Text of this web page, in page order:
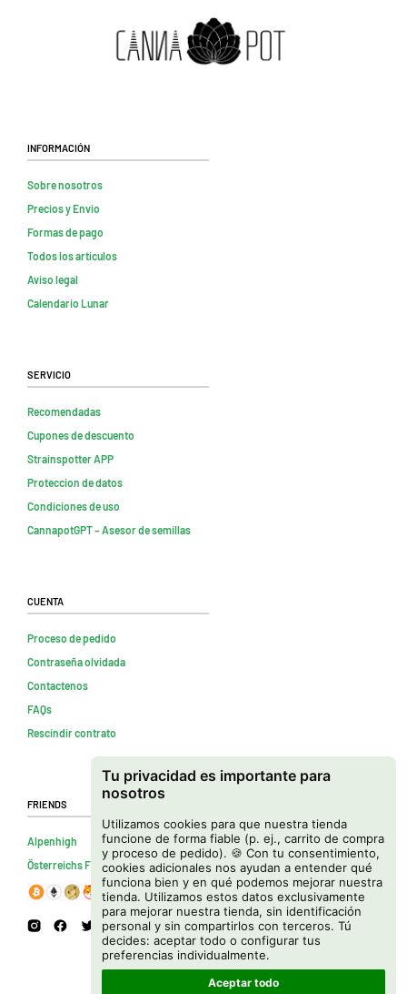
Tu privacidad es importante para
nosotros
Utilizamos cookies para que nuestra tienda
funcione de forma fiable (p. ej., carrito de compra
y proceso de pedido). 🍪 Con tu consentimiento,
cookies adicionales nos ayudan a entender qué
funciona bien y en qué podemos mejorar nuestra
tienda. Utilizamos estos datos exclusivamente
para mejorar nuestra tienda, sin identificación
personal y sin compartirlos con terceros. Tú
decides: aceptar todo o configurar tus
preferencias individualmente.
Aceptar todo
Información
Sobre nosotros
Precios y Envio
Formas de pago
Todos los artículos
Aviso legal
Calendario Lunar
Servicio
Recomendadas
Cupones de descuento
Strainspotter APP
Proteccion de datos
Condiciones de uso
CannapotGPT – Asesor de semillas
Cuenta
Proceso de pedido
Contraseña olvidada
Contactenos
FAQs
Rescindir contrato
Friends
Alpenhigh
Österreichs Firmenverzeichnis